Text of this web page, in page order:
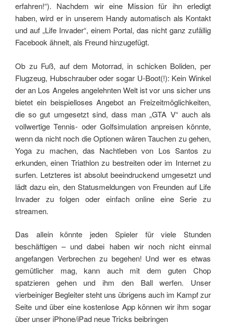
erfahren!“). Nachdem wir eine Mission für ihn erledigt
haben, wird er in unserem Handy automatisch als Kontakt
und auf „Life Invader“, einem Portal, das nicht ganz zufällig
Facebook ähnelt, als Freund hinzugefügt.
Ob zu Fuß, auf dem Motorrad, in schicken Boliden, per
Flugzeug, Hubschrauber oder sogar U-Boot(!): Kein Winkel
der an Los Angeles angelehnten Welt ist vor uns sicher uns
bietet ein beispielloses Angebot an Freizeitmöglichkeiten,
die so gut umgesetzt sind, dass man „GTA V“ auch als
vollwertige Tennis- oder Golfsimulation anpreisen könnte,
wenn da nicht noch die Optionen wären Tauchen zu gehen,
Yoga zu machen, das Nachtleben von Los Santos zu
erkunden, einen Triathlon zu bestreiten oder im Internet zu
surfen. Letzteres ist absolut beeindruckend umgesetzt und
lädt dazu ein, den Statusmeldungen von Freunden auf Life
Invader zu folgen oder einfach online eine Serie zu
streamen.
Das allein könnte jeden Spieler für viele Stunden
beschäftigen – und dabei haben wir noch nicht einmal
angefangen Verbrechen zu begehen! Und wer es etwas
gemütlicher mag, kann auch mit dem guten Chop
spatzieren gehen und ihm den Ball werfen. Unser
vierbeiniger Begleiter steht uns übrigens auch im Kampf zur
Seite und über eine kostenlose App können wir ihm sogar
über unser iPhone/iPad neue Tricks beibringen